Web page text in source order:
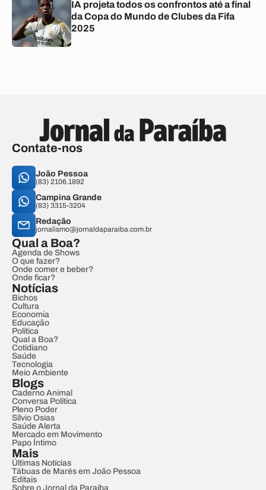
IA projeta todos os confrontos até a final
da Copa do Mundo de Clubes da Fifa
2025
Contate-nos
João Pessoa
(83) 2106.1892
Campina Grande
(83) 3315-3204
Redação
jornalismo@jornaldaparaiba.com.br
Qual a Boa?
Agenda de Shows
O que fazer?
Onde comer e beber?
Onde ficar?
Notícias
Bichos
Cultura
Economia
Educação
Política
Qual a Boa?
Cotidiano
Saúde
Tecnologia
Meio Ambiente
Blogs
Caderno Animal
Conversa Política
Pleno Poder
Sílvio Osias
Saúde Alerta
Mercado em Movimento
Papo Íntimo
Mais
Últimas Notícias
Tábuas de Marés em João Pessoa
Editais
Sobre o Jornal da Paraíba